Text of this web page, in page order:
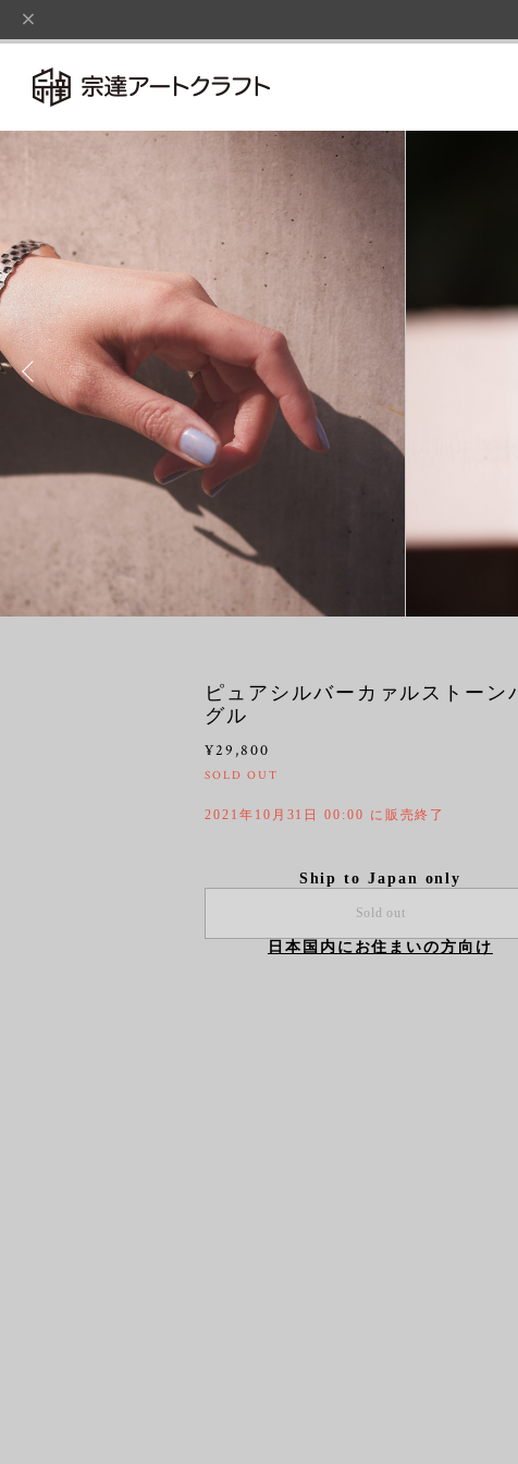
ピュアシルバーカァルストーン
グル
¥29,800
SOLD OUT
2021年10月31日 00:00 に販売終了
Ship to Japan only
Sold out
日本国内にお住まいの方向け